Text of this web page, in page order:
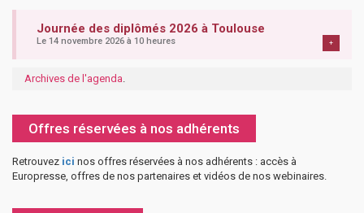
Journée des diplômés 2026 à Toulouse
Le 14 novembre 2026 à 10 heures +
Archives de l'agenda.
Offres réservées à nos adhérents
Retrouvez ici nos offres réservées à nos adhérents : accès à
Europresse, offres de nos partenaires et vidéos de nos webinaires.